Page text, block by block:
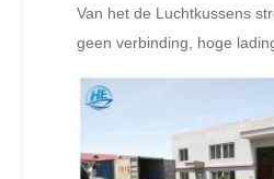
Van het de Luchtkussens
geen verbinding, hoge